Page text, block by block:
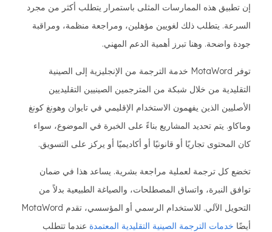
إن تطبيق هذه الممارسات المثلى باستمرار يتطلب أكثر من مجرد
السرعة. يتطلب ذلك لغويين مؤهلين، ومراجعة منظمة، ومراقبة
جودة واضحة. وهنا تبرز أهمية الدعم المهني.
توفر MotaWord خدمة الترجمة من الإنجليزية إلى الصينية
التقليدية من خلال شبكة من المترجمين الصينيين التقليديين
الأصليين الذين يفهمون الاستخدام الإقليمي في تايوان وهونغ كونغ
وماكاو. يتم تحديد المشاريع بناءً على الخبرة في الموضوع، سواء
كان المحتوى تجاريًا أو قانونيًا أو أكاديميًا أو يركز على التسويق.
تخضع كل ترجمة لعملية مراجعة بشرية. يساعد هذا في ضمان
توافق النبرة، واتساق المصطلحات، والصياغة الطبيعية بدلاً من
التحويل الآلي. للاستخدام الرسمي أو المؤسسي، تقدم MotaWord
أيضًا خدمات الترجمة الصينية التقليدية المعتمدة عندما تتطلب